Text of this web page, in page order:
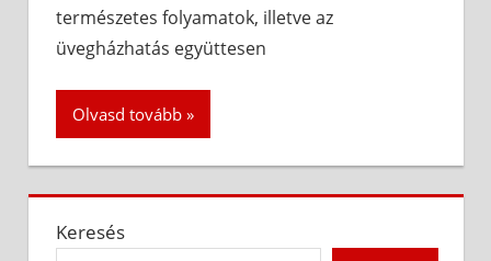
természetes folyamatok, illetve az
üvegházhatás együttesen
Olvasd tovább
Keresés